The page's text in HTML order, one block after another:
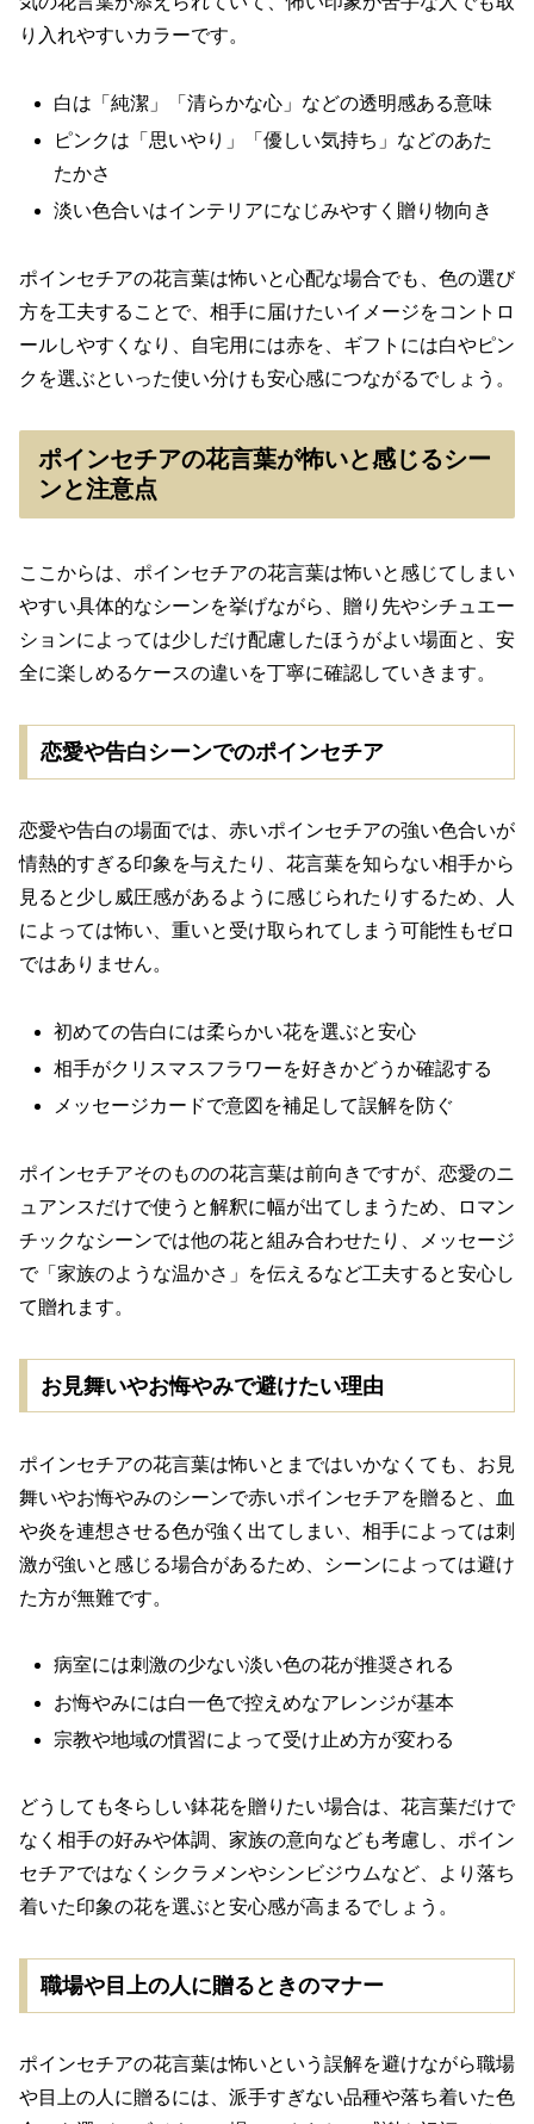
り入れやすいカラーです。
白は「純潔」「清らかな心」などの透明感ある意味
ピンクは「思いやり」「優しい気持ち」などのあた
たかさ
淡い色合いはインテリアになじみやすく贈り物向き
ポインセチアの花言葉は怖いと心配な場合でも、色の選び
方を工夫することで、相手に届けたいイメージをコントロ
ールしやすくなり、自宅用には赤を、ギフトには白やピン
クを選ぶといった使い分けも安心感につながるでしょう。
ポインセチアの花言葉が怖いと感じるシー
ンと注意点
ここからは、ポインセチアの花言葉は怖いと感じてしまい
やすい具体的なシーンを挙げながら、贈り先やシチュエー
ションによっては少しだけ配慮したほうがよい場面と、安
全に楽しめるケースの違いを丁寧に確認していきます。
恋愛や告白シーンでのポインセチア
恋愛や告白の場面では、赤いポインセチアの強い色合いが
情熱的すぎる印象を与えたり、花言葉を知らない相手から
見ると少し威圧感があるように感じられたりするため、人
によっては怖い、重いと受け取られてしまう可能性もゼロ
ではありません。
初めての告白には柔らかい花を選ぶと安心
相手がクリスマスフラワーを好きかどうか確認する
メッセージカードで意図を補足して誤解を防ぐ
ポインセチアそのものの花言葉は前向きですが、恋愛のニ
ュアンスだけで使うと解釈に幅が出てしまうため、ロマン
チックなシーンでは他の花と組み合わせたり、メッセージ
で「家族のような温かさ」を伝えるなど工夫すると安心し
て贈れます。
お見舞いやお悔やみで避けたい理由
ポインセチアの花言葉は怖いとまではいかなくても、お見
舞いやお悔やみのシーンで赤いポインセチアを贈ると、血
や炎を連想させる色が強く出てしまい、相手によっては刺
激が強いと感じる場合があるため、シーンによっては避け
た方が無難です。
病室には刺激の少ない淡い色の花が推奨される
お悔やみには白一色で控えめなアレンジが基本
宗教や地域の慣習によって受け止め方が変わる
どうしても冬らしい鉢花を贈りたい場合は、花言葉だけで
なく相手の好みや体調、家族の意向なども考慮し、ポイン
セチアではなくシクラメンやシンビジウムなど、より落ち
着いた印象の花を選ぶと安心感が高まるでしょう。
職場や目上の人に贈るときのマナー
ポインセチアの花言葉は怖いという誤解を避けながら職場
や目上の人に贈るには、派手すぎない品種や落ち着いた色